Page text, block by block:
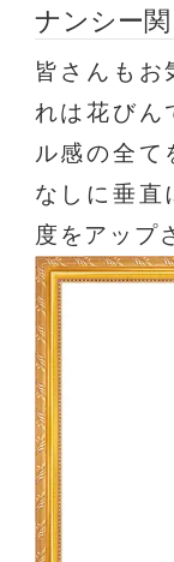
ナンシー関
皆さんもお
れは花びん
ル感の全て
なしに垂直
度をアップ